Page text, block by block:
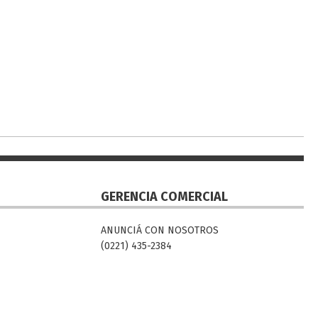
GERENCIA COMERCIAL
ANUNCIÁ CON NOSOTROS
(0221) 435-2384